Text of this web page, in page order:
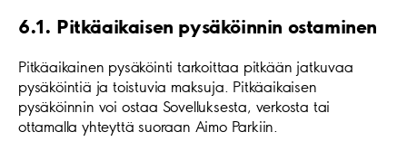
6.1. Pitkäaikaisen pysäköinnin ostaminen
Pitkäaikainen pysäköinti tarkoittaa pitkään jatkuvaa
pysäköintiä ja toistuvia maksuja. Pitkäaikaisen
pysäköinnin voi ostaa Sovelluksesta, verkosta tai
ottamalla yhteyttä suoraan Aimo Parkiin.